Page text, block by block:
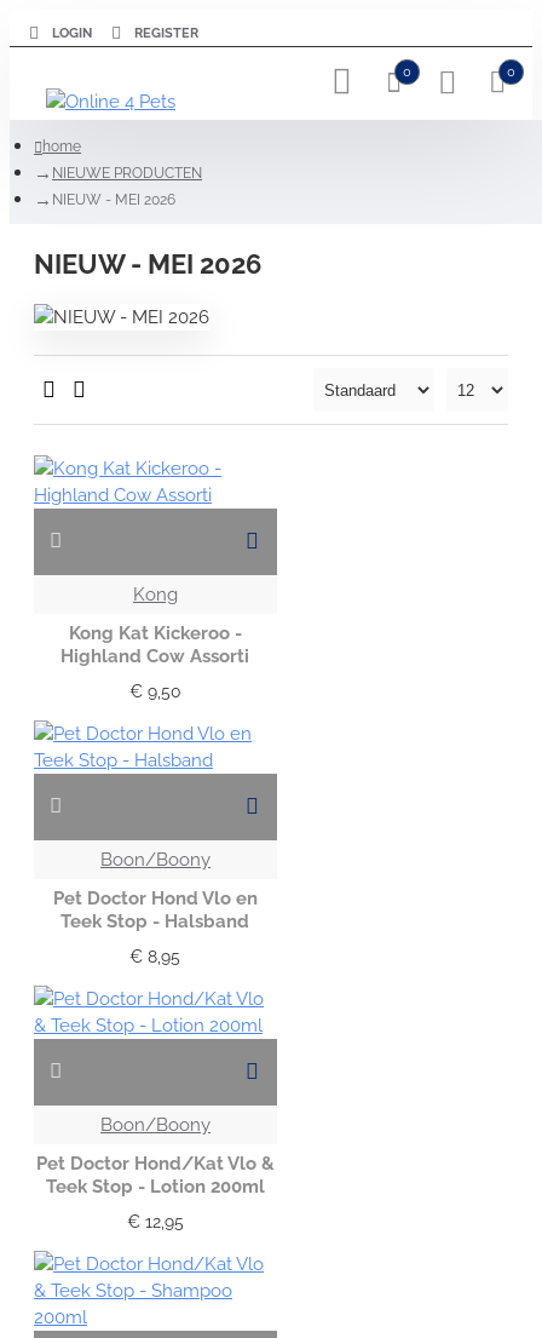
LOGIN REGISTER
0 0
home
NIEUWE PRODUCTEN
NIEUW - MEI 2026
NIEUW - MEI 2026
Kong
Kong Kat Kickeroo -
Highland Cow Assorti
€ 9,50
Boon/Boony
Pet Doctor Hond Vlo en
Teek Stop - Halsband
€ 8,95
Boon/Boony
Pet Doctor Hond/Kat Vlo &
Teek Stop - Lotion 200ml
€ 12,95